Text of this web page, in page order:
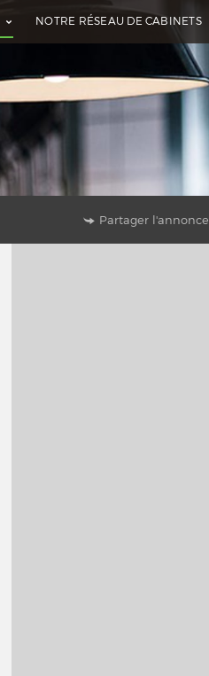
NOTRE RÉSEAU DE CABINETS
Partager l'annonce